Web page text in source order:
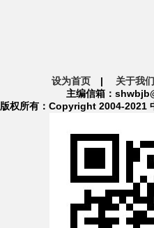
设为首页 | 关于我们
主编信箱：
版权所有：Copyright 2004-2021